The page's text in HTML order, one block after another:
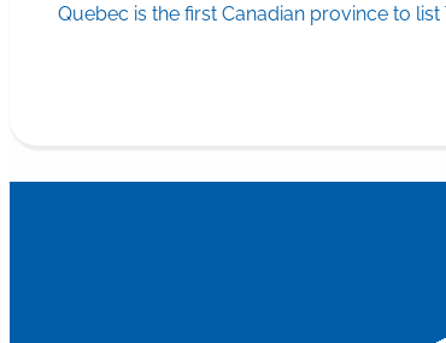
Quebec is the first Canadian province to